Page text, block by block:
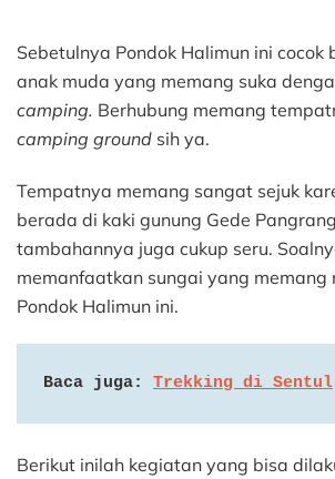
Sebetulnya Pondok Halimun ini cocok
anak muda yang memang suka
camping. Berhubung memang
camping ground sih ya.
Tempatnya memang sangat sejuk
berada di kaki gunung Gede
tambahannya juga cukup seru.
memanfaatkan sungai yang memang
Pondok Halimun ini.
Baca juga: Trekking di Sentul
Berikut inilah kegiatan yang bisa